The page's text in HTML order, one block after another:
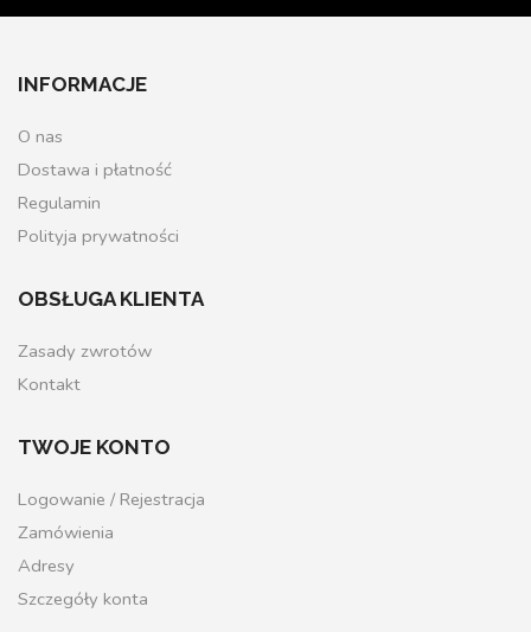
INFORMACJE
O nas
Dostawa i płatność
Regulamin
Polityja prywatności
OBSŁUGA KLIENTA
Zasady zwrotów
Kontakt
TWOJE KONTO
Logowanie / Rejestracja
Zamówienia
Adresy
Szczegóły konta